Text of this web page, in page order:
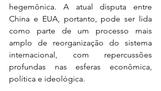
hegemônica. A atual disputa entre
China e EUA, portanto, pode ser lida
como parte de um processo mais
amplo de reorganização do sistema
internacional, com repercussões
profundas nas esferas econômica,
política e ideológica.